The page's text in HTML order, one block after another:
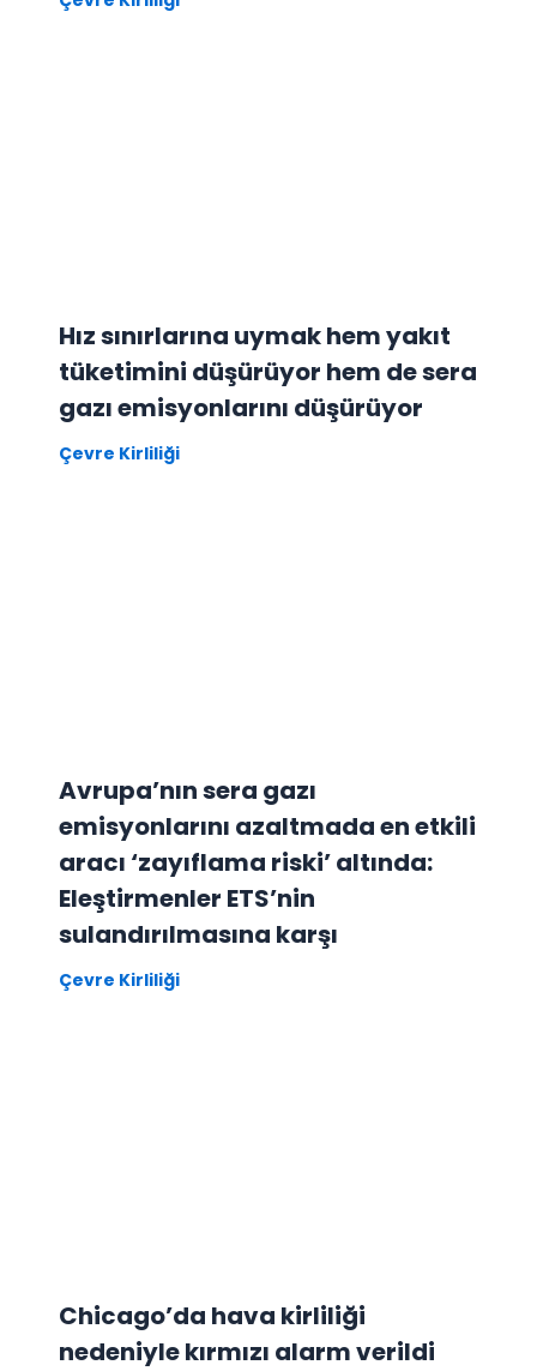
Hız sınırlarına uymak hem yakıt
tüketimini düşürüyor hem de sera
gazı emisyonlarını düşürüyor
Çevre Kirliliği
Avrupa’nın sera gazı
emisyonlarını azaltmada en etkili
aracı ‘zayıflama riski’ altında:
Eleştirmenler ETS’nin
sulandırılmasına karşı
Çevre Kirliliği
Chicago’da hava kirliliği
nedeniyle kırmızı alarm verildi